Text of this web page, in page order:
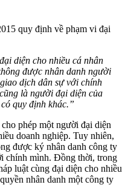
quy định về phạm vi đại
diện cho nhiều cá nhân
được nhân danh người
dịch dân sự với chính
là người đại diện của
quy định khác.”
phép một người đại diện
doanh nghiệp. Tuy nhiên,
được ký nhân danh công ty
chính mình. Đồng thời, trong
luật cùng đại diện cho nhiều
nhân danh một công ty